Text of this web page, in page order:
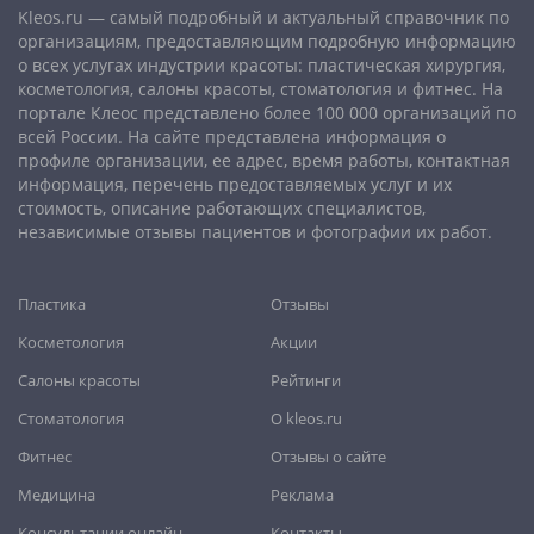
Краснодар ,Красноярск,Курган ,Курск,Липецк,
Магнитогорск, Махачкала,Мурманск,Набережные Челны,
Нальчик,Нижневартовск ,Нижний Новгород,Нижний Тагил
Новокузнецк,Новороссийск,Новосибирск,Новочеркасск,
Норильск,Омск, Орёл, Оренбург,Орск,Пенза,Пермь
Петрозаводск,Петропавловск-Камчатский,Псков,Ростов-
на-Дону,Рыбинск,Рязань,Самара,Саранск,Саратов
Севастополь,Северодвинск,Симферополь,Смоленск ,Сочи
Старый Оскол Стерлитамак , Сургут
Улан-Удэ
Хабаровск,
Челябинск,Череповец Шахты
Kleos.ru — самый подробный и актуальный справочник по
организациям, предоставляющим подробную информацию
о всех услугах индустрии красоты: пластическая хирургия,
косметология, салоны красоты, стоматология и фитнес. На
портале Клеос представлено более 100 000 организаций по
всей России. На сайте представлена информация о
профиле организации, ее адрес, время работы, контактная
информация, перечень предоставляемых услуг и их
стоимость, описание работающих специалистов,
независимые отзывы пациентов и фотографии их работ.
Пластика
Косметология
Салоны красоты
Стоматология
Фитнес
Медицина
Отзывы
Акции
Рейтинги
О kleos.ru
Отзывы о сайте
Реклама